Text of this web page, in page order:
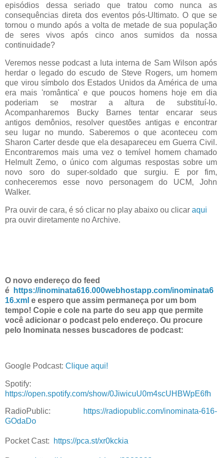
episódios dessa seriado que tratou como nunca as
consequências direta dos eventos pós-Ultimato. O que se
tornou o mundo após a volta de metade de sua população
de seres vivos após cinco anos sumidos da nossa
continuidade?
Veremos nesse podcast a luta interna de Sam Wilson após
herdar o legado do escudo de Steve Rogers, um homem
que virou símbolo dos Estados Unidos da América de uma
era mais 'romântica' e que poucos homens hoje em dia
poderiam se mostrar a altura de substituí-lo.
Acompanharemos Bucky Barnes tentar encarar seus
antigos demônios, resolver questões antigas e encontrar
seu lugar no mundo. Saberemos o que aconteceu com
Sharon Carter desde que ela desapareceu em Guerra Civil.
Encontraremos mais uma vez o temível homem chamado
Helmult Zemo, o único com algumas respostas sobre um
novo soro do super-soldado que surgiu. E por fim,
conheceremos esse novo personagem do UCM, John
Walker.
Pra ouvir de cara, é só clicar no play abaixo ou clicar aqui
pra ouvir diretamente no Archive.
O novo endereço do feed
é
https://inominata616.000webhostapp.com/inominata6
16.xml e espero que assim permaneça por um bom
tempo! Copie e cole na parte do seu app que permite
você adicionar o podcast pelo endereço. Ou procure
pelo Inominata nesses buscadores de podcast:
Google Podcast: Clique aqui!
Spotify:
https://open.spotify.com/show/0JiwicuU0m4scUHBWpE6fh
RadioPublic:
https://radiopublic.com/inominata-616-
GOdaDo
Pocket Cast: https://pca.st/xr0kckia